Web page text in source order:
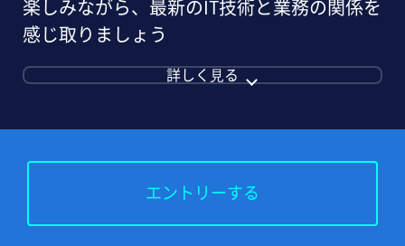
楽しみながら、最新のIT技術と業務の関係を
感じ取りましょう
エントリーする